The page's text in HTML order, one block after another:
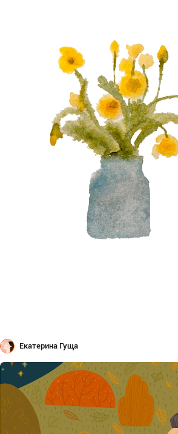
Екатерина Гуща